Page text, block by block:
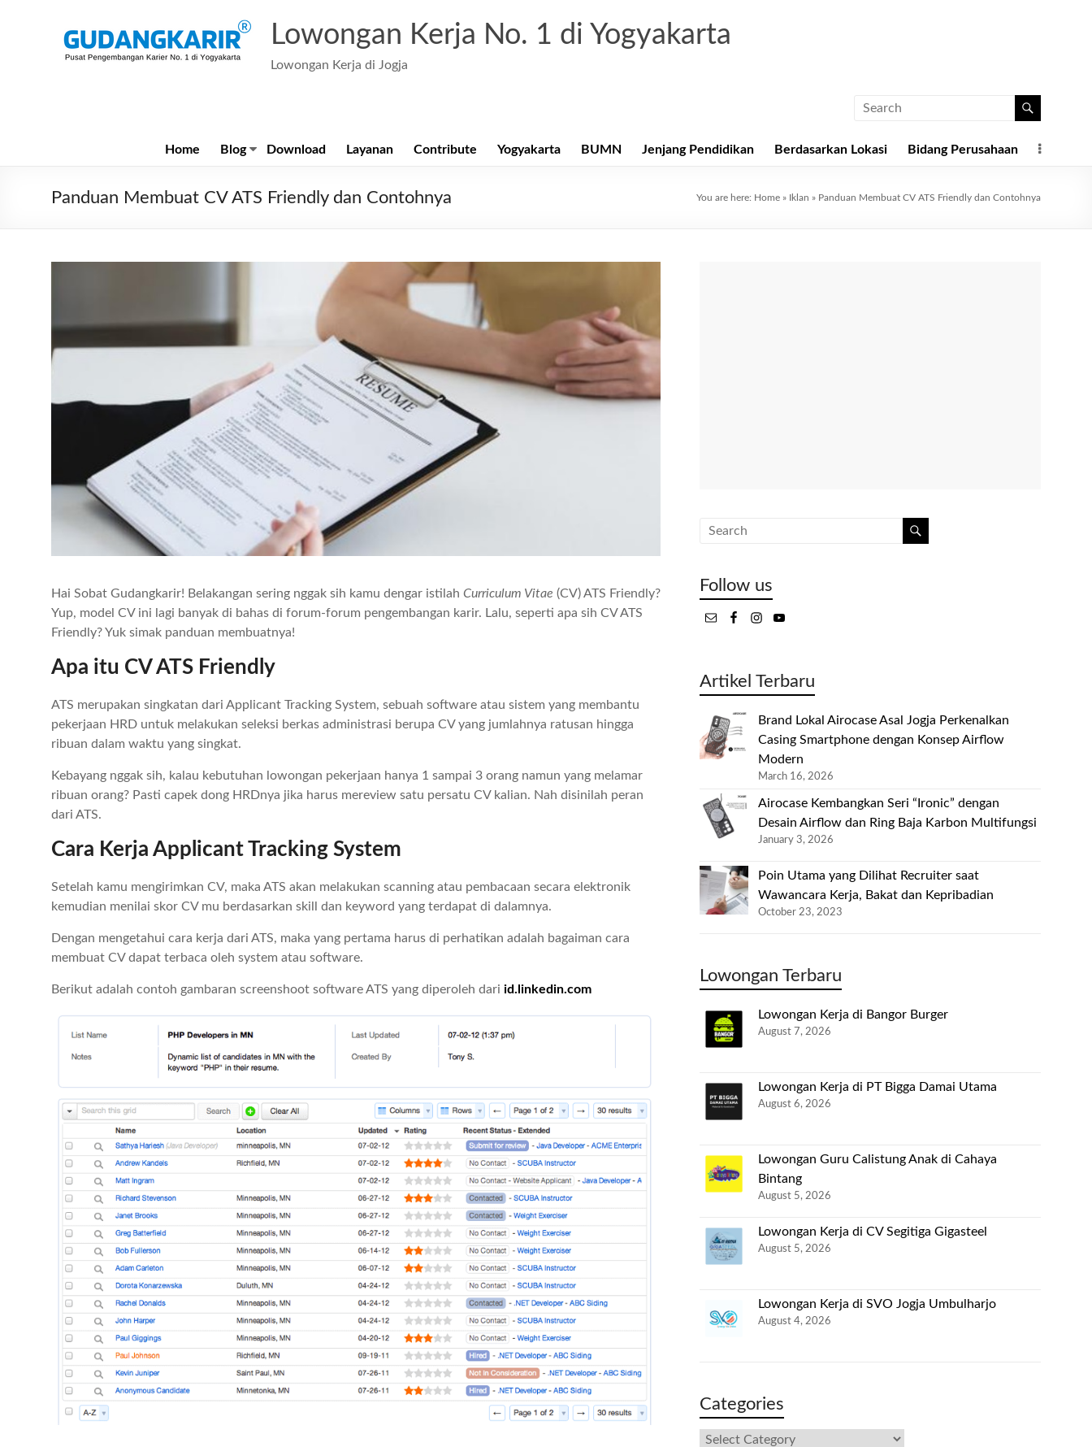
Lowongan Kerja No. 1 di Yogyakarta
Lowongan Kerja di Jogja
Home Blog Download Layanan Contribute Yogyakarta BUMN Jenjang Pendidikan Berdasarkan Lokasi Bidang Perusahaan
Panduan Membuat CV ATS Friendly dan Contohnya You are here: Home » Iklan » Panduan Membuat CV ATS Friendly dan Contohnya
Hai Sobat Gudangkarir! Belakangan sering nggak sih kamu dengar istilah Curriculum Vitae (CV) ATS Friendly?
Yup, model CV ini lagi banyak di bahas di forum-forum pengembangan karir. Lalu, seperti apa sih CV ATS
Friendly? Yuk simak panduan membuatnya!
Apa itu CV ATS Friendly
ATS merupakan singkatan dari Applicant Tracking System, sebuah software atau sistem yang membantu
pekerjaan HRD untuk melakukan seleksi berkas administrasi berupa CV yang jumlahnya ratusan hingga
ribuan dalam waktu yang singkat.
Kebayang nggak sih, kalau kebutuhan lowongan pekerjaan hanya 1 sampai 3 orang namun yang melamar
ribuan orang? Pasti capek dong HRDnya jika harus mereview satu persatu CV kalian. Nah disinilah peran
dari ATS.
Cara Kerja Applicant Tracking System
Setelah kamu mengirimkan CV, maka ATS akan melakukan scanning atau pembacaan secara elektronik
kemudian menilai skor CV mu berdasarkan skill dan keyword yang terdapat di dalamnya.
Dengan mengetahui cara kerja dari ATS, maka yang pertama harus di perhatikan adalah bagaiman cara
membuat CV dapat terbaca oleh system atau software.
Berikut adalah contoh gambaran screenshoot software ATS yang diperoleh dari id.linkedin.com
Follow us
Artikel Terbaru
Brand Lokal Airocase Asal Jogja Perkenalkan
Casing Smartphone dengan Konsep Airflow
Modern
March 16, 2026
Airocase Kembangkan Seri “Ironic” dengan
Desain Airflow dan Ring Baja Karbon Multifungsi
January 3, 2026
Poin Utama yang Dilihat Recruiter saat
Wawancara Kerja, Bakat dan Kepribadian
October 23, 2023
Lowongan Terbaru
Lowongan Kerja di Bangor Burger
August 7, 2026
Lowongan Kerja di PT Bigga Damai Utama
August 6, 2026
Lowongan Guru Calistung Anak di Cahaya
Bintang
August 5, 2026
Lowongan Kerja di CV Segitiga Gigasteel
August 5, 2026
Lowongan Kerja di SVO Jogja Umbulharjo
August 4, 2026
Categories
Categories